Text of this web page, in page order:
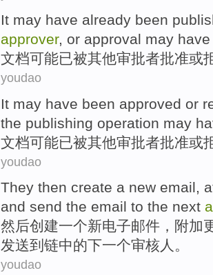
It may have already been
approver, or approval may
文档可能已被其他审批者批准或
youdao
It may have been approved or
the publishing operation may
文档可能已被其他审批者批准或
youdao
They then create a new email,
and send the email to the next
然后创建一个新电子邮件 ， 附加
发送到 链中的下一个审核人 。
youdao